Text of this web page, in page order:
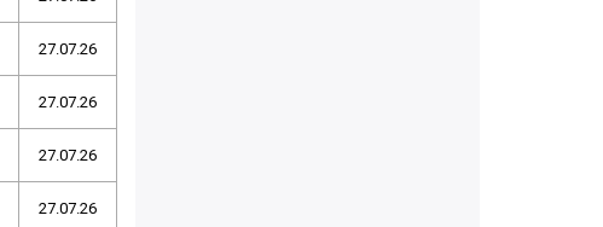
27.07.26
27.07.26
27.07.26
27.07.26